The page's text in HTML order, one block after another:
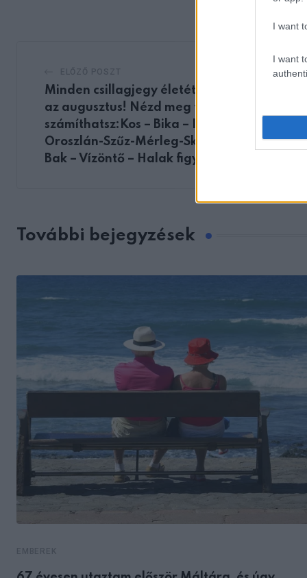
I want
I want
Minden csillagjegy életét megváltoztatja
az augusztus! Nézd meg te mire
számíthatsz:Kos – Bika – Ikrek-Rák-
Oroszlán-Szűz-Mérleg-Skorpió-Nyilas-
Bak – Vízöntő – Halak figyelem!
További bejegyzések